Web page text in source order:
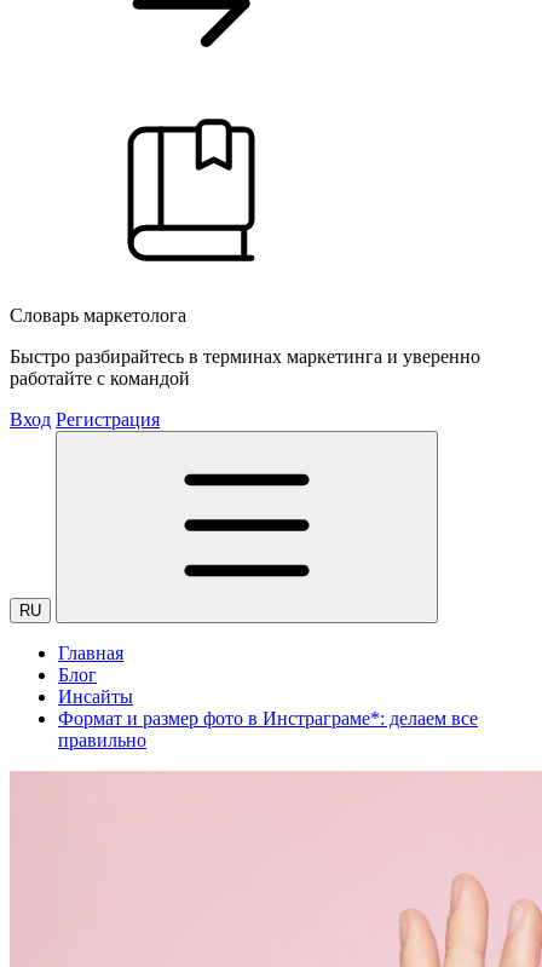
Словарь маркетолога
Быстро разбирайтесь в терминах маркетинга и уверенно
работайте с командой
Вход Регистрация
RU
Главная
Блог
Инсайты
Формат и размер фото в Инстраграме*: делаем все
правильно